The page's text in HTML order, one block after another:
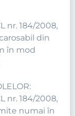
nr. 184/2008,
din
în mod
nr. 184/2008,
numai în